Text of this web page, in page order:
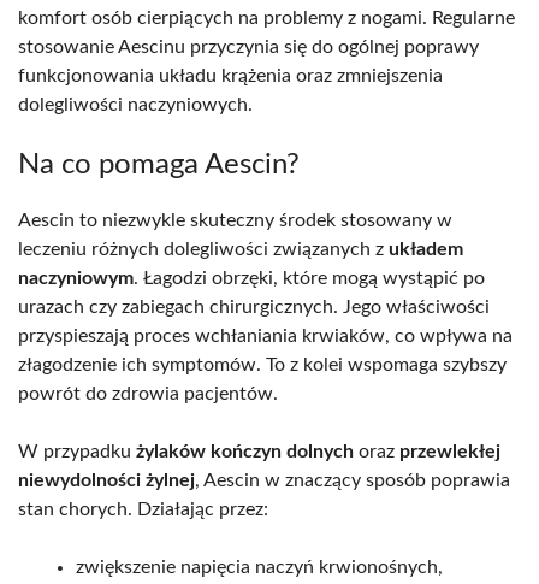
komfort osób cierpiących na problemy z nogami. Regularne
stosowanie Aescinu przyczynia się do ogólnej poprawy
funkcjonowania układu krążenia oraz zmniejszenia
dolegliwości naczyniowych.
Na co pomaga Aescin?
Aescin to niezwykle skuteczny środek stosowany w
leczeniu różnych dolegliwości związanych z układem
naczyniowym. Łagodzi obrzęki, które mogą wystąpić po
urazach czy zabiegach chirurgicznych. Jego właściwości
przyspieszają proces wchłaniania krwiaków, co wpływa na
złagodzenie ich symptomów. To z kolei wspomaga szybszy
powrót do zdrowia pacjentów.
W przypadku żylaków kończyn dolnych oraz przewlekłej
niewydolności żylnej, Aescin w znaczący sposób poprawia
stan chorych. Działając przez:
zwiększenie napięcia naczyń krwionośnych,